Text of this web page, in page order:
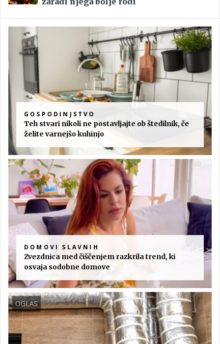
GOSPODINJSTVO
Teh stvari nikoli ne postavljajte ob štedilnik, če
želite varnejšo kuhinjo
DOMOVI SLAVNIH
Zvezdnica med čiščenjem razkrila trend, ki
osvaja sodobne domove
OGLAS